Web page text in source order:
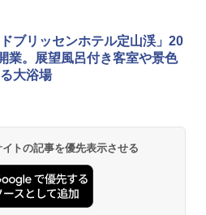
パラソル 大型 ビーチ アウトドアパ
ーデン サイトシート付 折りたたみ
カット 4段階高さ調整 軽量 収納袋付
プレー 熊よけスプレー 熊スプレー
業販売】超強力クマ対策スプレー 30
続噴射30秒）110ml（連続噴射15
5～10m 安全ロック搭載 携帯収納袋
マ・イノシシ対策 自治体・教育機
ドブリッセンホテル定山渓」20
業。展望風呂付き客室や景色
大浴場
トの記事を優先表示させる